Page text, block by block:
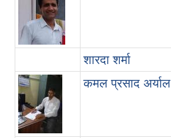
शारदा शर्मा
कमल प्रसाद अर्याल